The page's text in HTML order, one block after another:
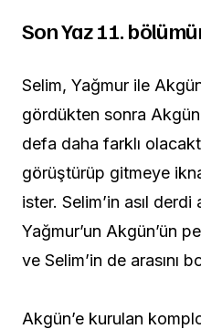
Son Yaz 11.
Selim, Yağmur ile
gördükten sonra
defa daha farklı
görüştürüp gitmeye
ister. Selim’in asıl derdi
Yağmur’un Akgün’ün
ve Selim’in de arasını
Akgün’e kurulan